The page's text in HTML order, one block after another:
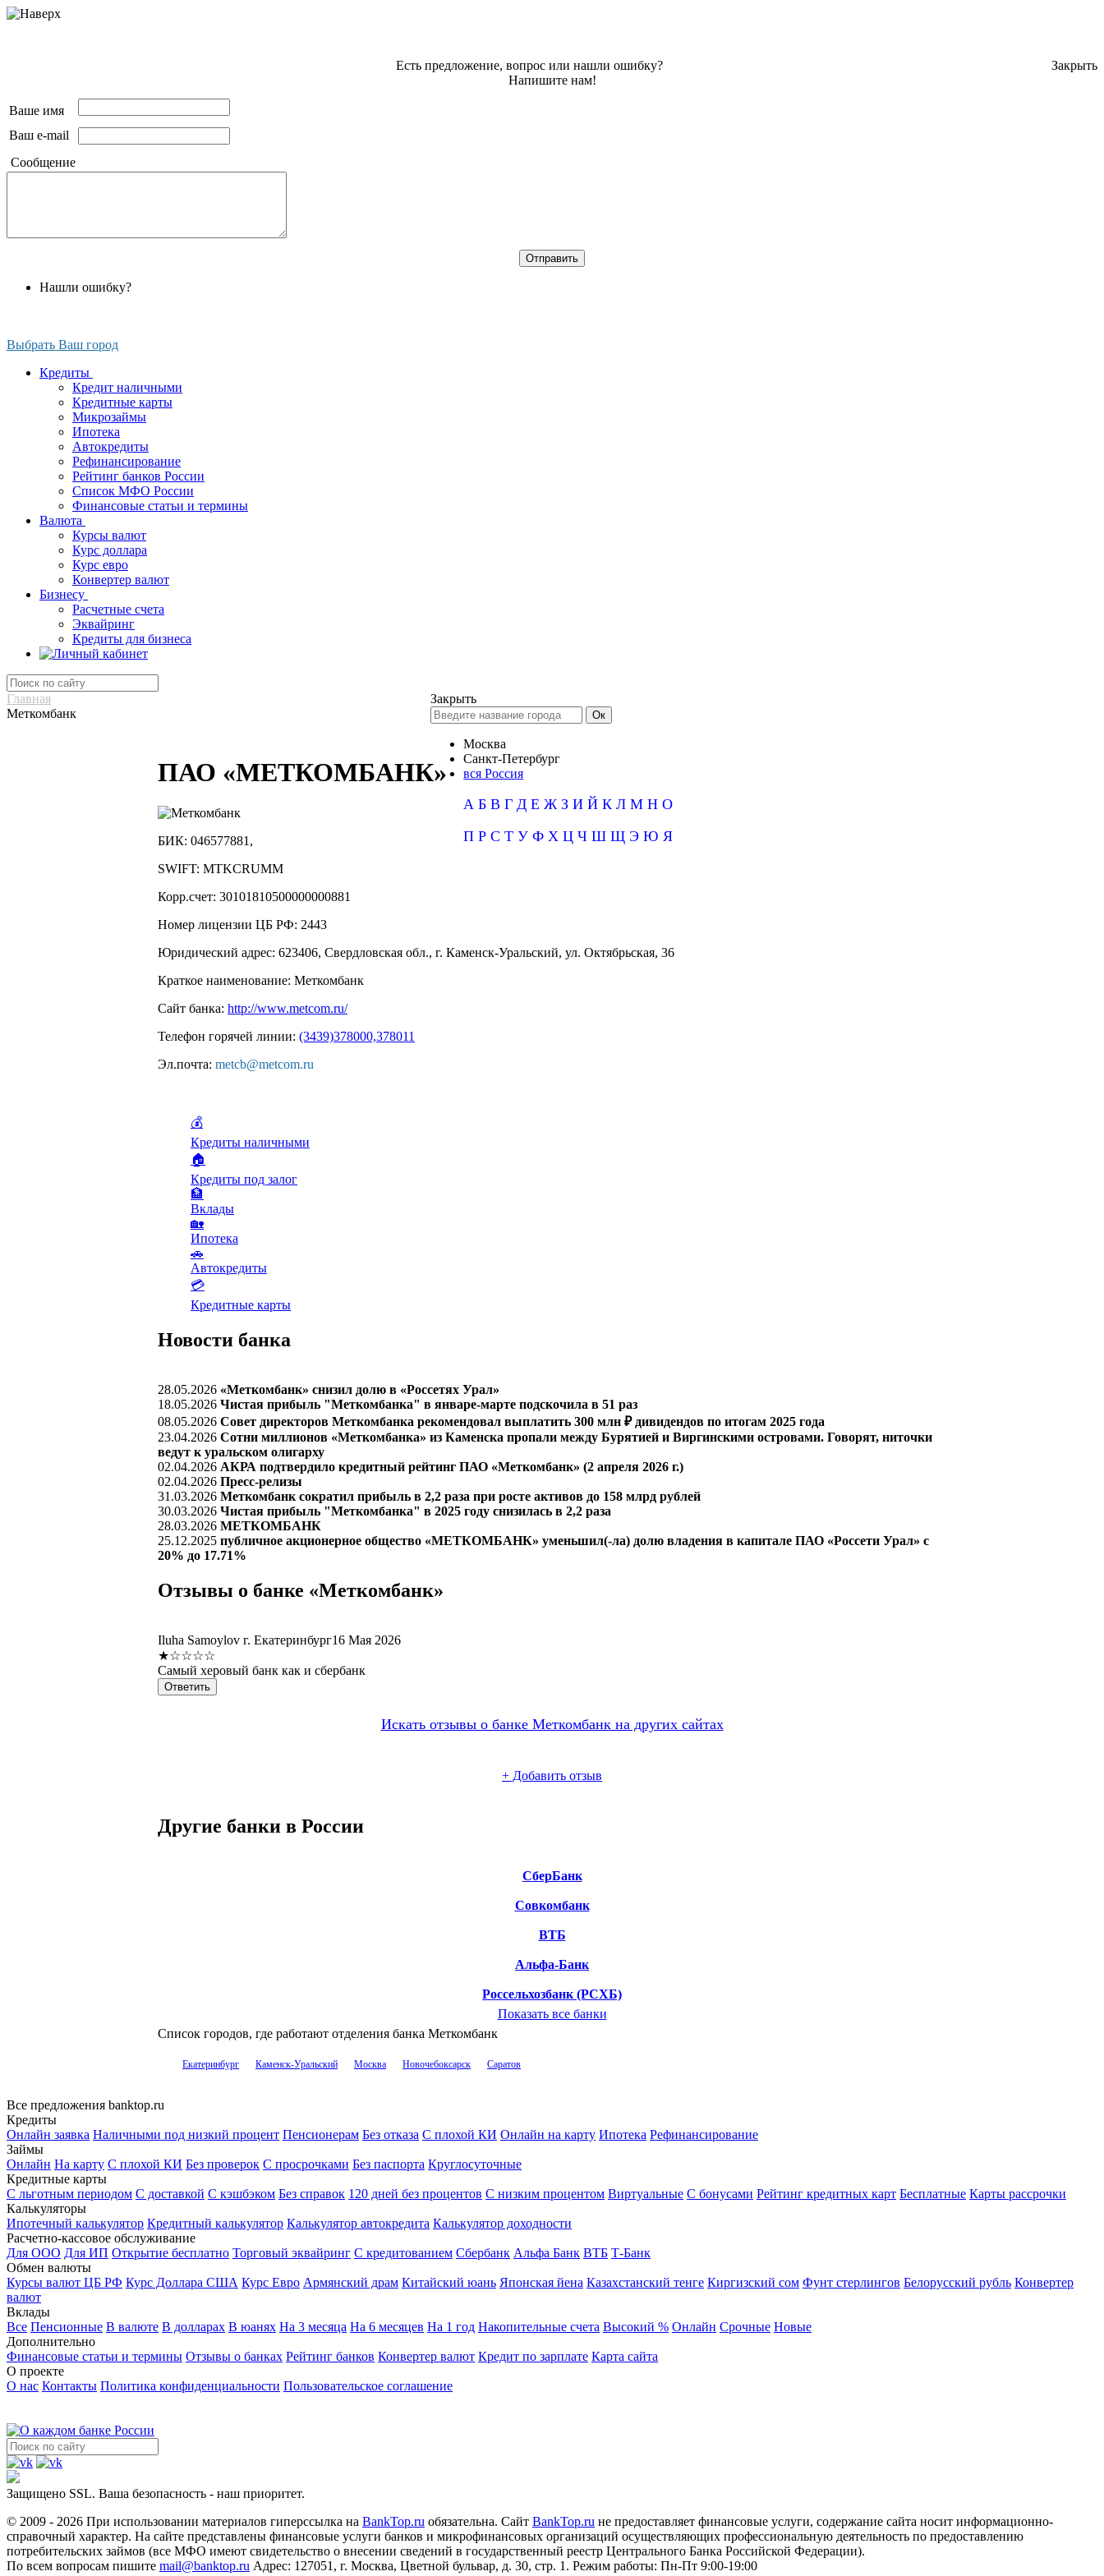
Закрыть
Есть предложение, вопрос или нашли ошибку?
Напишите нам!
Ваше имя
Ваш e-mail
Сообщение
Нашли ошибку?
Выбрать Ваш город
Кредиты
Кредит наличными
Кредитные карты
Микрозаймы
Ипотека
Автокредиты
Рефинансирование
Рейтинг банков России
Список МФО России
Финансовые статьи и термины
Валюта
Курсы валют
Курс доллара
Курс евро
Конвертер валют
Бизнесу
Расчетные счета
Эквайринг
Кредиты для бизнеса
Закрыть
Москва
Санкт-Петербург
вся Россия
А Б В Г Д Е Ж З И Й К Л М Н О
П Р С Т У Ф Х Ц Ч Ш Щ Э Ю Я
Главная
Меткомбанк
ПАО «МЕТКОМБАНК»
БИК: 046577881,
SWIFT: MTKCRUMM
Корр.счет: 30101810500000000881
Номер лицензии ЦБ РФ: 2443
Юридический адрес: 623406, Свердловская обл., г. Каменск-Уральский, ул. Октябрьская, 36
Краткое наименование: Меткомбанк
Сайт банка: http://www.metcom.ru/
Телефон горячей линии: (3439)378000,378011
Эл.почта: metcb@metcom.ru
💰
Кредиты наличными
🏠
Кредиты под залог
🏦
Вклады
🏡
Ипотека
🚗
Автокредиты
💳
Кредитные карты
Новости банка
28.05.2026 «Меткомбанк» снизил долю в «Россетях Урал»
18.05.2026 Чистая прибыль "Меткомбанка" в январе-марте подскочила в 51 раз
08.05.2026 Совет директоров Меткомбанка рекомендовал выплатить 300 млн ₽ дивидендов по итогам 2025 года
23.04.2026 Сотни миллионов «Меткомбанка» из Каменска пропали между Бурятией и Виргинскими островами. Говорят, ниточки
ведут к уральском олигарху
02.04.2026 АКРА подтвердило кредитный рейтинг ПАО «Меткомбанк» (2 апреля 2026 г.)
02.04.2026 Пресс-релизы
31.03.2026 Меткомбанк сократил прибыль в 2,2 раза при росте активов до 158 млрд рублей
30.03.2026 Чистая прибыль "Меткомбанка" в 2025 году снизилась в 2,2 раза
28.03.2026 МЕТКОМБАНК
25.12.2025 публичное акционерное общество «МЕТКОМБАНК» уменьшил(-ла) долю владения в капитале ПАО «Россети Урал» с
20% до 17.71%
Отзывы о банке «Меткомбанк»
Iluha Samoylov г. Екатеринбург16 Мая 2026
★☆☆☆☆
Самый херовый банк как и сбербанк
Ответить
Искать отзывы о банке Меткомбанк на других сайтах
+ Добавить отзыв
Другие банки в России
СберБанк
Совкомбанк
ВТБ
Альфа-Банк
Россельхозбанк (РСХБ)
Показать все банки
Список городов, где работают отделения банка Меткомбанк
Екатеринбург Каменск-Уральский Москва Новочебоксарск Саратов
Все предложения banktop.ru
Кредиты
Онлайн заявка Наличными под низкий процент Пенсионерам Без отказа С плохой КИ Онлайн на карту Ипотека Рефинансирование
Займы
Онлайн На карту С плохой КИ Без проверок С просрочками Без паспорта Круглосуточные
Кредитные карты
С льготным периодом С доставкой С кэшбэком Без справок 120 дней без процентов С низким процентом Виртуальные С бонусами Рейтинг кредитных карт Бесплатные Карты рассрочки
Калькуляторы
Ипотечный калькулятор Кредитный калькулятор Калькулятор автокредита Калькулятор доходности
Расчетно-кассовое обслуживание
Для ООО Для ИП Открытие бесплатно Торговый эквайринг С кредитованием Сбербанк Альфа Банк ВТБ Т-Банк
Обмен валюты
Курсы валют ЦБ РФ Курс Доллара США Курс Евро Армянский драм Китайский юань Японская йена Казахстанский тенге Киргизский сом Фунт стерлингов Белорусский рубль Конвертер
валют
Вклады
Все Пенсионные В валюте В долларах В юанях На 3 месяца На 6 месяцев На 1 год Накопительные счета Высокий % Онлайн Срочные Новые
Дополнительно
Финансовые статьи и термины Отзывы о банках Рейтинг банков Конвертер валют Кредит по зарплате Карта сайта
О проекте
О нас Контакты Политика конфиденциальности Пользовательское соглашение
Защищено SSL. Ваша безопасность - наш приоритет.
© 2009 - 2026 При использовании материалов гиперссылка на BankTop.ru обязательна. Сайт BankTop.ru не предоставляет финансовые услуги, содержание сайта носит информационно-
справочный характер. На сайте представлены финансовые услуги банков и микрофинансовых организаций осуществляющих профессиональную деятельность по предоставлению
потребительских займов (все МФО имеют свидетельство о внесении сведений в государственный реестр Центрального Банка Российской Федерации).
По всем вопросам пишите mail@banktop.ru Адрес: 127051, г. Москва, Цветной бульвар, д. 30, стр. 1. Режим работы: Пн-Пт 9:00-19:00